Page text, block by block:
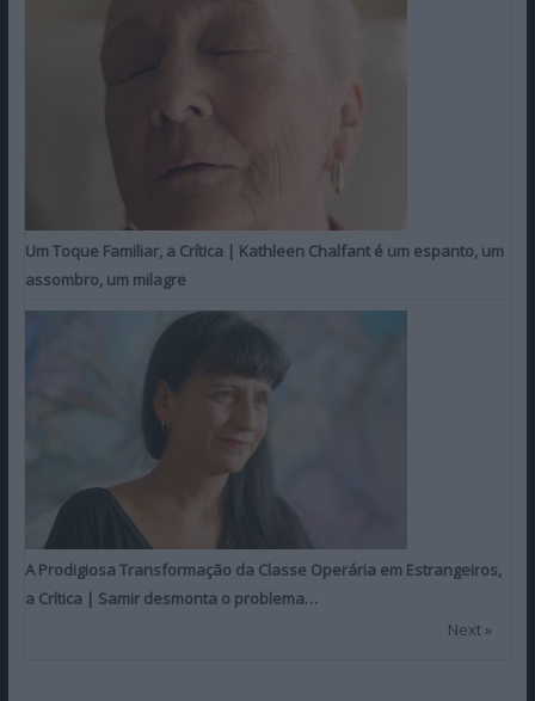
Um Toque Familiar, a Crítica | Kathleen Chalfant é um espanto, um
assombro, um milagre
A Prodigiosa Transformação da Classe Operária em Estrangeiros,
a Crítica | Samir desmonta o problema…
Next »